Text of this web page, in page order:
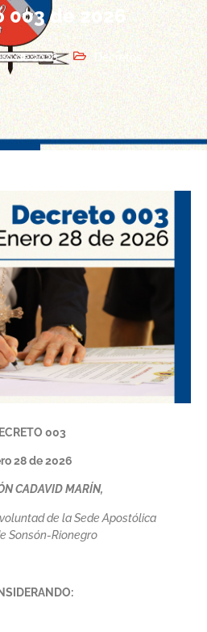
003 de 2026
de 2026 Decretos
003
28 de 2026
CADAVID MARÍN,
de la Sede Apostólica
Sonsón-Rionegro